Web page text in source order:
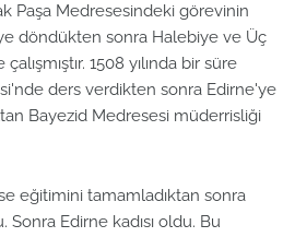
Paşa Medresesindeki görevinin
döndükten sonra Halebiye ve Üç
1508 yılında bir süre
ders verdikten sonra Edirne'ye
Bayezid Medresesi müderrisliği
eğitimini tamamladıktan sonra
Edirne kadısı oldu. Bu